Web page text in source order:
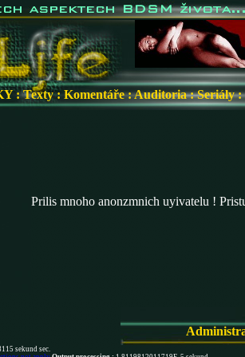
:Texty: Komentáře:Auditoria:Seriály:
Prilis mnoho anonzmnich uyivatelu !
sekund sec.